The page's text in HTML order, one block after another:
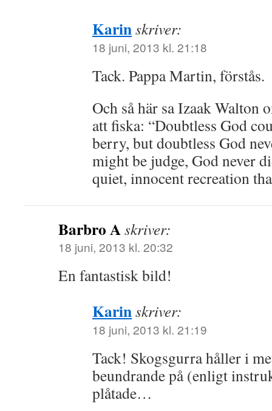
Karinskriver:
18 juni, 2013 kl. 21:18
Tack. Pappa Martin, förstås.
Och så här sa Izaak Walton
att fiska: “Doubtless God
berry, but doubtless God
might be judge, God never
quiet, innocent recreation
Barbro Askriver:
18 juni, 2013 kl. 20:32
En fantastisk bild!
Karinskriver:
18 juni, 2013 kl. 21:19
Tack! Skogsgurra håller i
beundrande på (enligt
plåtade…